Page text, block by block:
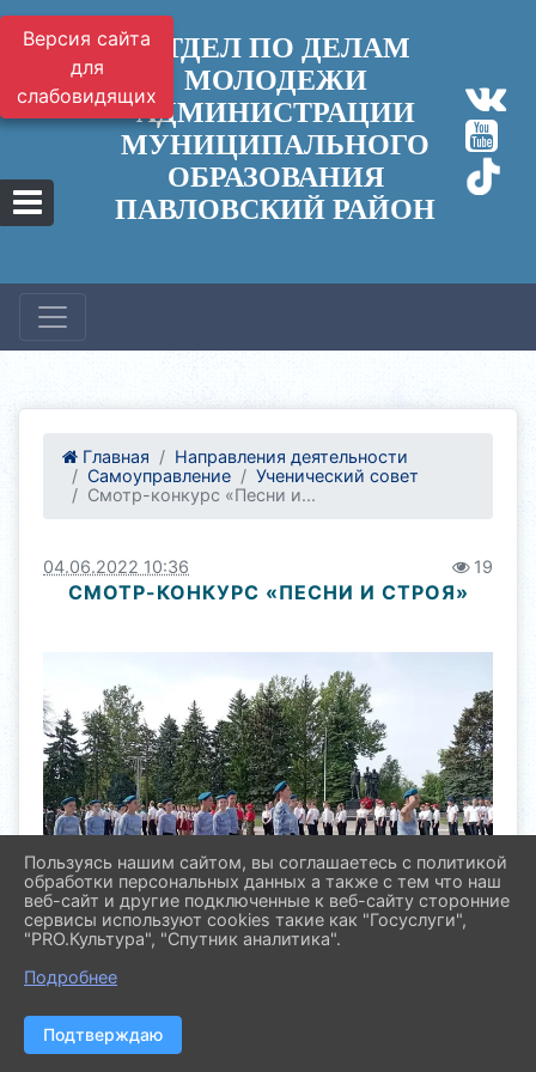
Версия сайта
для
слабовидящих
ОТДЕЛ ПО ДЕЛАМ
МОЛОДЕЖИ
АДМИНИСТРАЦИИ
МУНИЦИПАЛЬНОГО
ОБРАЗОВАНИЯ
ПАВЛОВСКИЙ РАЙОН
Главная
Направления деятельности
Самоуправление
Ученический совет
Смотр-конкурс «Песни и...
04.06.2022 10:36 19
СМОТР-КОНКУРС «ПЕСНИ И СТРОЯ»
Пользуясь нашим сайтом, вы соглашаетесь с политикой
обработки персональных данных а также с тем что наш
веб-сайт и другие подключенные к веб-сайту сторонние
сервисы используют cookies такие как "Госуслуги",
"PRO.Культура", "Спутник аналитика".
Подробнее
Подтверждаю